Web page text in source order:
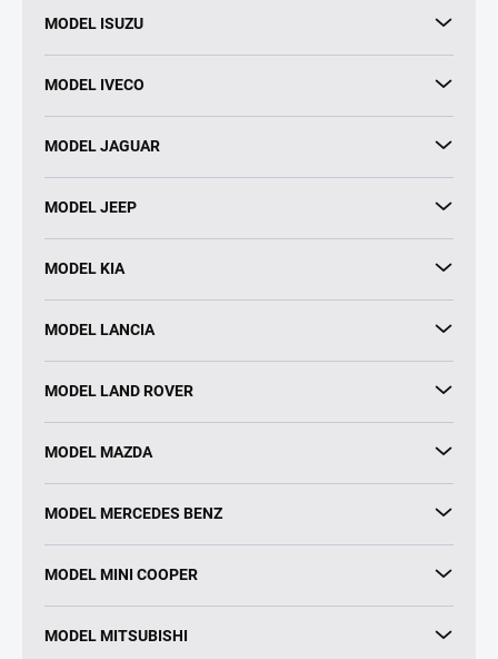
MODEL ISUZU
MODEL IVECO
MODEL JAGUAR
MODEL JEEP
MODEL KIA
MODEL LANCIA
MODEL LAND ROVER
MODEL MAZDA
MODEL MERCEDES BENZ
MODEL MINI COOPER
MODEL MITSUBISHI